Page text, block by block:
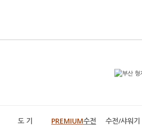
도 기 PREMIUM수전 수전/샤워기